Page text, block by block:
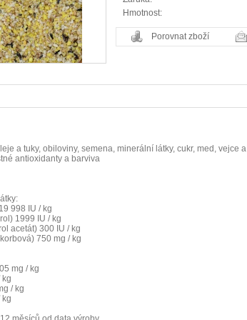
Hmotnost:
Porovnat zboží
a tuky, obiloviny, semena, minerální látky, cukr, med, vejce
antioxidanty a barviva
998 IU / kg
1999 IU / kg
acetát) 300 IU / kg
750 mg / kg
mg / kg
kg
/ kg
kg